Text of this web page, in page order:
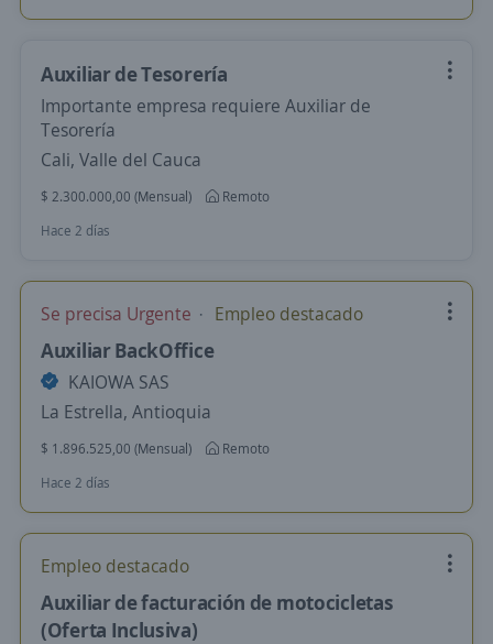
Auxiliar de Tesorería
Importante empresa requiere Auxiliar de
Tesorería
Cali, Valle del Cauca
$ 2.300.000,00 (Mensual)
Remoto
Hace 2 días
Se precisa Urgente Empleo destacado
Auxiliar BackOffice
KAIOWA SAS
La Estrella, Antioquia
$ 1.896.525,00 (Mensual)
Remoto
Hace 2 días
Empleo destacado
Auxiliar de facturación de motocicletas
(Oferta Inclusiva)